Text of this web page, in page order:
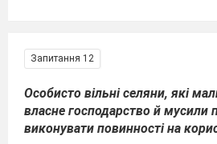
Запитання 12
Особисто вільні селяни, які
власне господарство й мусили
виконувати повинності на